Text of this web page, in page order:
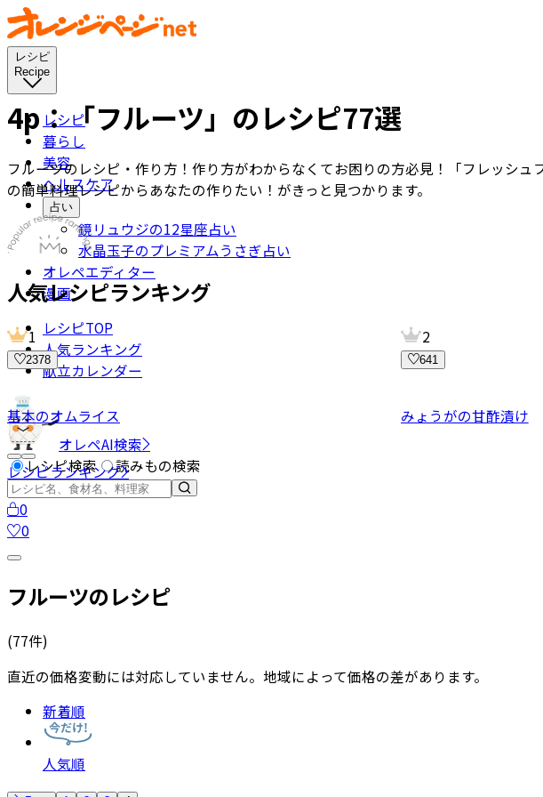
レシピ
Recipe
レシピ
暮らし
美容
ヘルスケア
占い
鏡リュウジの12星座占い
水晶玉子のプレミアムうさぎ占い
オレペエディター
漫画
レシピTOP
人気ランキング
献立カレンダー
オレペAI検索
レシピ検索
読みもの検索
0
0
4p：「フルーツ」のレシピ77選
フルーツのレシピ・作り方！ 作り方がわからなくてお困りの方必見！ 「フレッシ
の簡単料理レシピからあなたの作りたい！がきっと見つかります。
人気レシピランキング
1
2378
基本のオムライス
2
641
みょうがの甘酢漬け
レシピランキング
フルーツのレシピ
(77件)
直近の価格変動には対応していません。地域によって価格の差があります。
新着順
人気順